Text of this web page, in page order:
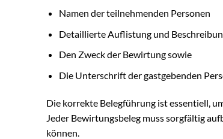
Namen der teilnehmenden Personen
Detaillierte Auflistung und
Den Zweck der Bewirtung sowie
Die Unterschrift der gastgebenden
Die korrekte Belegführung ist essentiell,
Jeder Bewirtungsbeleg muss sorgfältig
können.